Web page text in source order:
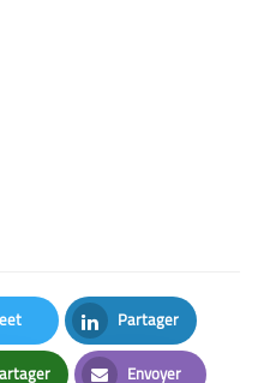
Partager
LinkedIn
Envoyer